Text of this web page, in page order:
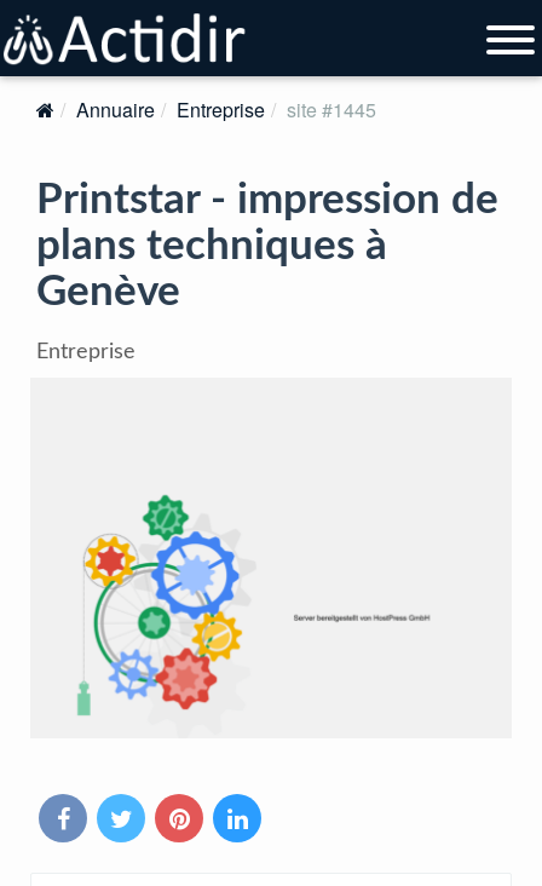
Annuaire Entreprise site #1445
Printstar - impression de
plans techniques à
Genève
Entreprise